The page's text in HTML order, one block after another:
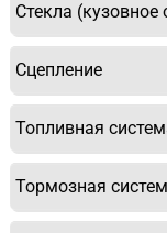
Стекла (кузовное
Сцепление
Топливная
Тормозная